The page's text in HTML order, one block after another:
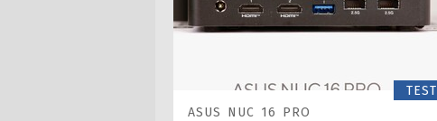
TEST
ASUS NUC 16 PRO